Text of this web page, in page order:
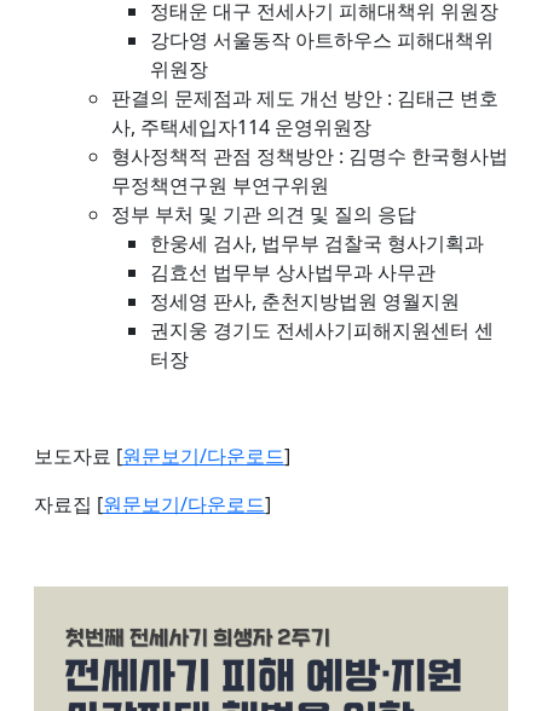
정태운 대구 전세사기 피해대책위 위원장
강다영 서울동작 아트하우스 피해대책위
위원장
판결의 문제점과 제도 개선 방안 : 김태근 변호
사, 주택세입자114 운영위원장
형사정책적 관점 정책방안 : 김명수 한국형사법
무정책연구원 부연구위원
정부 부처 및 기관 의견 및 질의 응답
한웅세 검사, 법무부 검찰국 형사기획과
김효선 법무부 상사법무과 사무관
정세영 판사, 춘천지방법원 영월지원
권지웅 경기도 전세사기피해지원센터 센
터장
보도자료 [원문보기/다운로드]
자료집 [원문보기/다운로드]